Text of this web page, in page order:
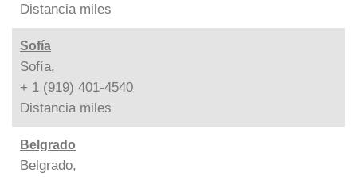
Distancia miles
Sofía
Sofía,
+ 1 (919) 401-4540
Distancia miles
Belgrado
Belgrado,